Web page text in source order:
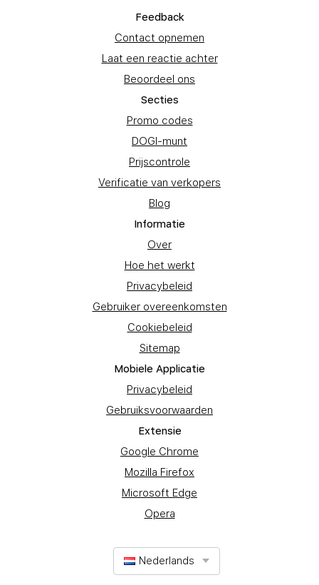
Feedback
Contact opnemen
Laat een reactie achter
Beoordeel ons
Secties
Promo codes
DOGI-munt
Prijscontrole
Verificatie van verkopers
Blog
Informatie
Over
Hoe het werkt
Privacybeleid
Gebruiker overeenkomsten
Cookiebeleid
Sitemap
Mobiele Applicatie
Privacybeleid
Gebruiksvoorwaarden
Extensie
Google Chrome
Mozilla Firefox
Microsoft Edge
Opera
Nederlands